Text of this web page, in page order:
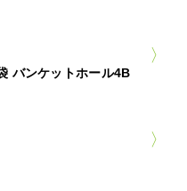
バンケットホール4B